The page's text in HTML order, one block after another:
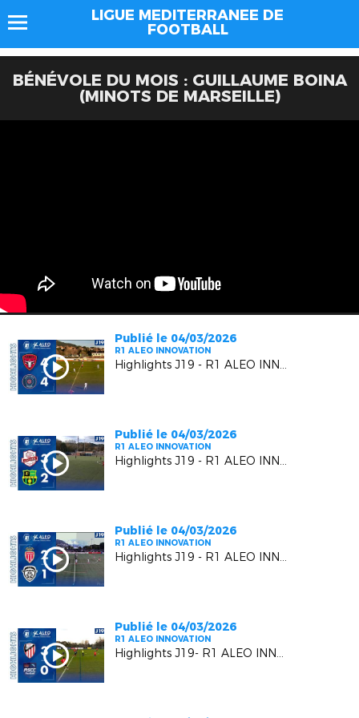
LIGUE MEDITERRANEE DE
FOOTBALL
BÉNÉVOLE DU MOIS : GUILLAUME BOINA
(MINOTS DE MARSEILLE)
Publié le 04/03/2026
R1 ALEO INNOVATION
Highlights J19 - R1 ALEO INNOVATION | Six Fours Le Brusc VS RC Pays de Grasse 2
Publié le 04/03/2026
R1 ALEO INNOVATION
Highlights J19 - R1 ALEO INNOVATION | Luynes S VS US Carqueiranne Crau
Publié le 04/03/2026
R1 ALEO INNOVATION
Highlights J19 - R1 ALEO INNOVATION | AS Monaco FC 2 VS FC Beausoleil
Publié le 04/03/2026
R1 ALEO INNOVATION
Highlights J19- R1 ALEO INNOVATION | AC Vedène Le Pontet VS AS Cagnes Le Cros